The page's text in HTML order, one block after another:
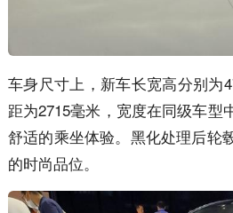
车身尺寸上，新车长宽高分别为
距为2715毫米，宽度在同级车型
舒适的乘坐体验。黑化处理后轮
的时尚品位。